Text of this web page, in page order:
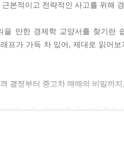
본적이고 전략적인 사고를 위해
을 만한 경제학 교양서를 찾기란
프가 가득 차 있어, 제대로 읽어
결정부터 중고차 매매의 비밀까
제학상은 게임이론 분석을 통